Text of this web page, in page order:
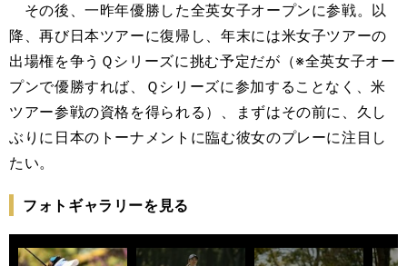
その後、一昨年優勝した全英女子オープンに参戦。以
降、再び日本ツアーに復帰し、年末には米女子ツアーの
出場権を争うＱシリーズに挑む予定だが（※全英女子オー
プンで優勝すれば、Ｑシリーズに参加することなく、米
ツアー参戦の資格を得られる）、まずはその前に、久し
ぶりに日本のトーナメントに臨む彼女のプレーに注目し
たい。
フォトギャラリーを見る